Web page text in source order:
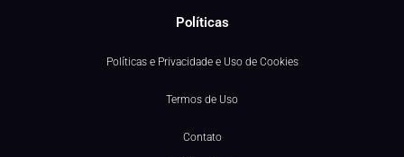
Políticas
Políticas e Privacidade e Uso de Cookies
Termos de Uso
Contato